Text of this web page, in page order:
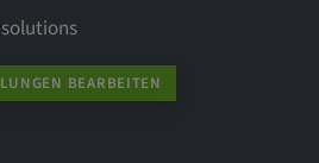
BEARBEITEN